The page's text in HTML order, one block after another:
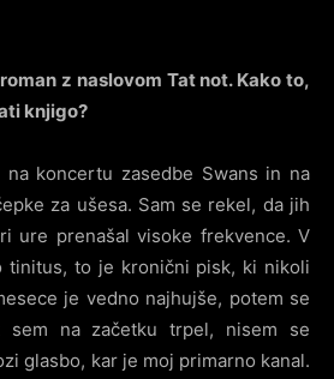
z naslovom Tat not. Kako to,
knjigo?
koncertu zasedbe Swans in na
za ušesa. Sam se rekel, da jih
ure prenašal visoke frekvence. V
tinitus, to je kronični pisk, ki nikoli
je vedno najhujše, potem se
sem na začetku trpel, nisem se
glasbo, kar je moj primarno kanal.